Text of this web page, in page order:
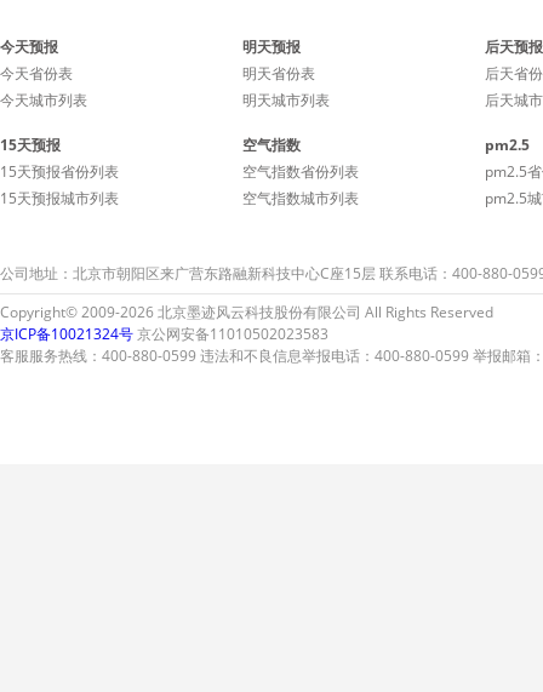
不宜洗车，未来24小时内
有雨，如果在此期间洗车，
雨水和路上的泥水可能会再
次弄脏您的爱车。
不宜
有雨，
雨水和
次
今天预报
今天省份表
今天城市列表
明天预报
明天省份表
明天城市列表
后天预报
后天省
后天城
15天预报
15天预报省份列表
15天预报城市列表
空气指数
空气指数省份列表
空气指数城市列表
pm2.5
pm2.5
pm2.5
公司地址：北京市朝阳区来广营东路融新科技中心C座15层 联系电话：400-880-
Copyright© 2009-2026 北京墨迹风云科技股份有限公司 All Rights Reserved
京ICP备10021324号京公网安备11010502023583
客服服务热线：400-880-0599 违法和不良信息举报电话：400-880-0599 举报邮箱